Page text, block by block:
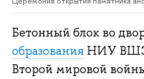
Бетонный блок во
образования НИУ ВШЭ
Второй мировой